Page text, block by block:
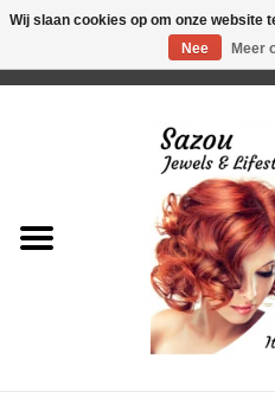
Just for Him
Wij slaan cookies op om onze website
Nee
Meer